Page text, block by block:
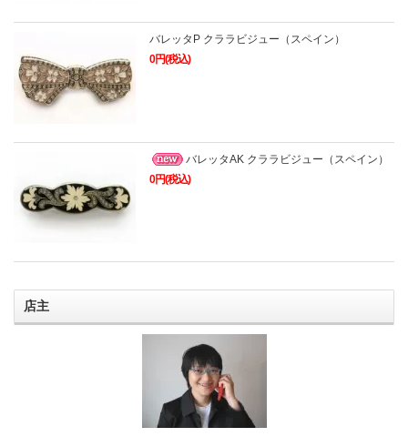
バレッタP クララビジュー（スペイン）
0円(税込)
バレッタAK クララビジュー（スペイン）
0円(税込)
店主